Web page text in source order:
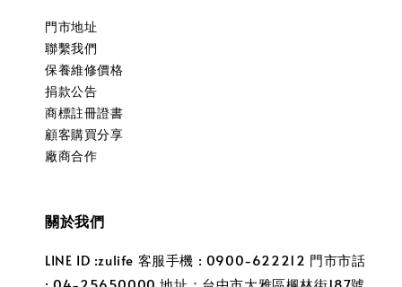
門市地址
聯繫我們
保養維修價格
捐款公告
商標註冊證書
顧客購買分享
廠商合作
關於我們
LINE ID :zulife 客服手機 : 0900-622212 門市市話